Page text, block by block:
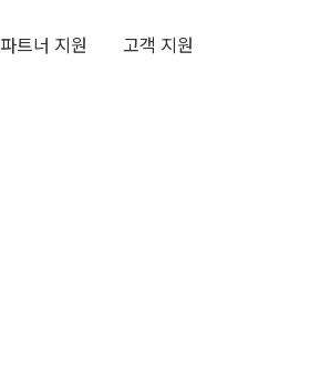
파트너 지원 고객 지원